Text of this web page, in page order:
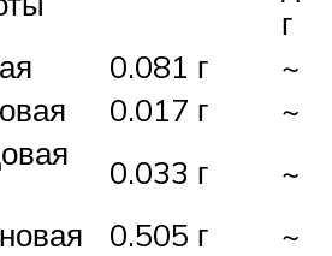
г
0.081 г
~
0.017 г
~
0.033 г
~
0.505 г
~